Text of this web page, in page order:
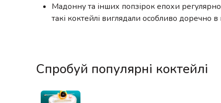
Мадонну та інших попзірок епохи регулярно
такі коктейлі виглядали особливо доречно
Спробуй популярні коктейлі